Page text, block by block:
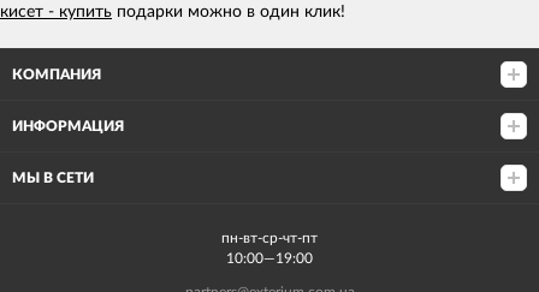
кисет - купить подарки можно в один клик!
КОМПАНИЯ
ИНФОРМАЦИЯ
МЫ В СЕТИ
пн-вт-ср-чт-пт
10:00—19:00